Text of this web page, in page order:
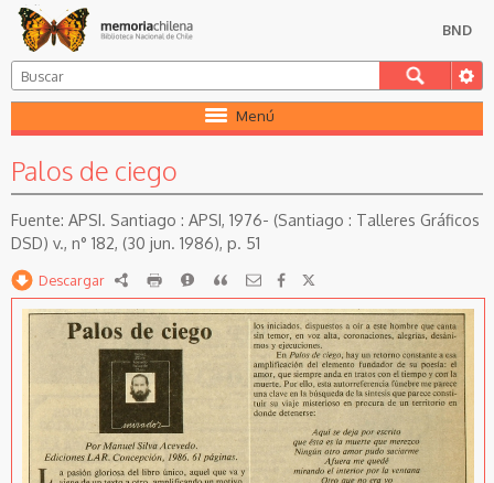
BND
Menú
Palos de ciego
APSI. Santiago : APSI, 1976- (Santiago : Talleres Gráficos
DSD) v., n° 182, (30 jun. 1986), p. 51
Descargar RDF imprimirReportarCitar